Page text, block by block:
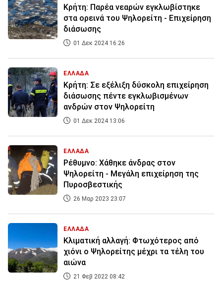
Κρήτη: Παρέα νεαρών εγκλωβίστηκε
στα ορεινά του Ψηλορείτη - Επιχείρηση
διάσωσης
01 Δεκ 2024 16:26
ΕΛΛΑΔΑ
Κρήτη: Σε εξέλιξη δύσκολη επιχείρηση
διάσωσης πέντε εγκλωβισμένων
ανδρών στον Ψηλορείτη
01 Δεκ 2024 13:06
ΕΛΛΑΔΑ
Ρέθυμνο: Χάθηκε άνδρας στον
Ψηλορείτη - Μεγάλη επιχείρηση της
Πυροσβεστικής
26 Μαρ 2023 23:07
ΕΛΛΑΔΑ
Κλιματική αλλαγή: Φτωχότερος από
χιόνι ο Ψηλορείτης μέχρι τα τέλη του
αιώνα
21 Φεβ 2022 08:42